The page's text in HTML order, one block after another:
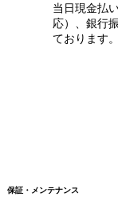
当日現金払
応）、銀行
ております。
保証・メンテナンス